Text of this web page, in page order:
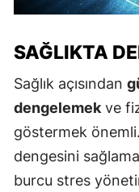
SAĞLIKTA
Sağlık açısından
dengelemek ve
göstermek
dengesini
burcu stres